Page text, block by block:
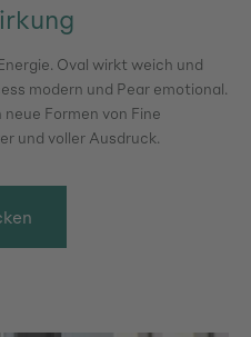
Oval wirkt weich und
modern und Pear emotional.
Formen von Fine
und voller Ausdruck.